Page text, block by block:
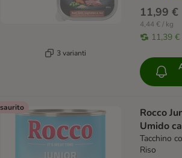
3 varianti
11,99 €
4,44 € / kg
11,39 €
Rocco
Umido
Tacchino
Riso